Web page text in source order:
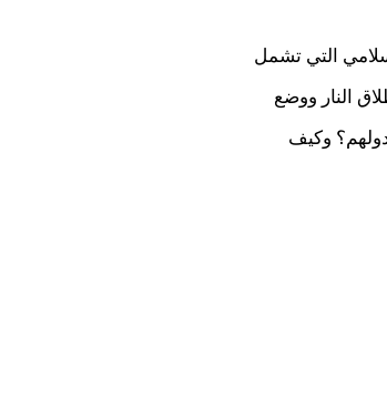
التي تشمل
النار ووضع
وكيف